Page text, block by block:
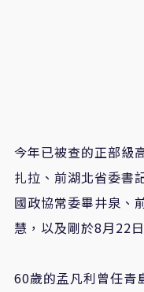
今年已被查的正部級
扎拉、前湖北省委書
國政協常委畢井泉、
慧，以及剛於8月22
60歲的孟凡利曾任青